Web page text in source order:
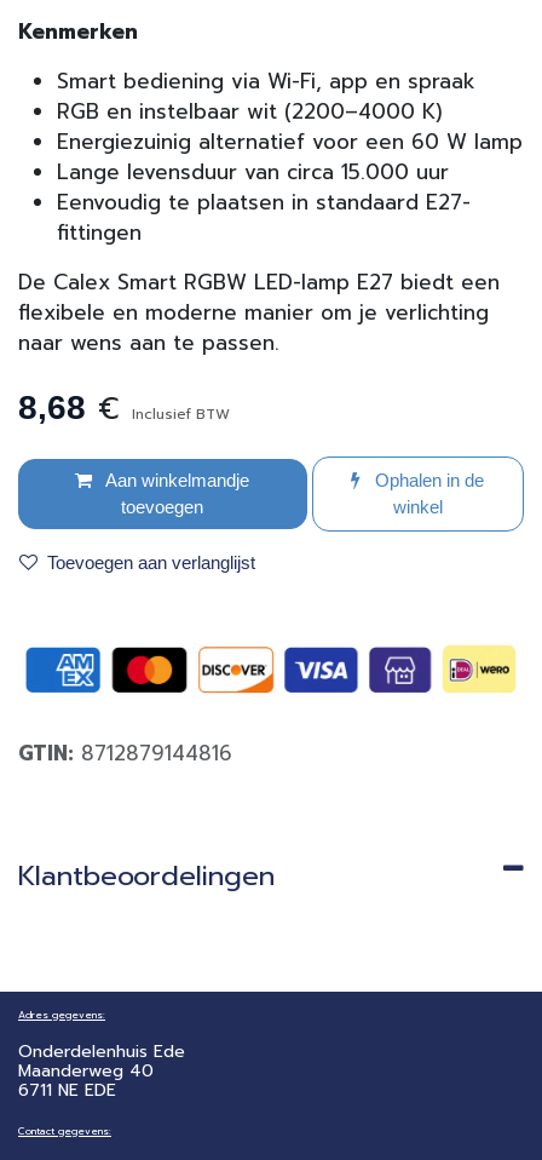
Kenmerken
Smart bediening via Wi-Fi, app en spraak
RGB en instelbaar wit (2200–4000 K)
Energiezuinig alternatief voor een 60 W lamp
Lange levensduur van circa 15.000 uur
Eenvoudig te plaatsen in standaard E27-
fittingen
De Calex Smart RGBW LED-lamp E27 biedt een
flexibele en moderne manier om je verlichting
naar wens aan te passen.
8,68 € Inclusief BTW
Aan winkelmandje
toevoegen
Ophalen in de
winkel
Toevoegen aan verlanglijst
GTIN: 8712879144816
Klantbeoordelingen
Adres gegevens:
Onderdelenhuis Ede
Maanderweg 40
6711 NE EDE
Contact gegevens: